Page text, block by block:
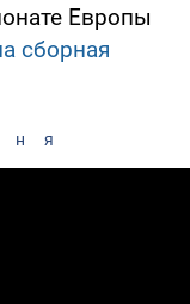
Европы
сборная